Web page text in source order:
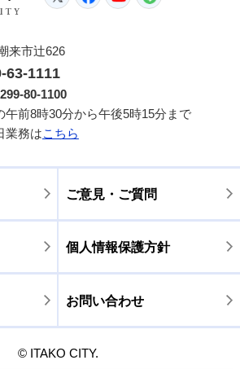
来市辻626
63-1111
80-1100
午前8時30分から午後5時15分まで
業務はこちら
ご意見・ご質問
個人情報保護方針
お問い合わせ
© ITAKO CITY.